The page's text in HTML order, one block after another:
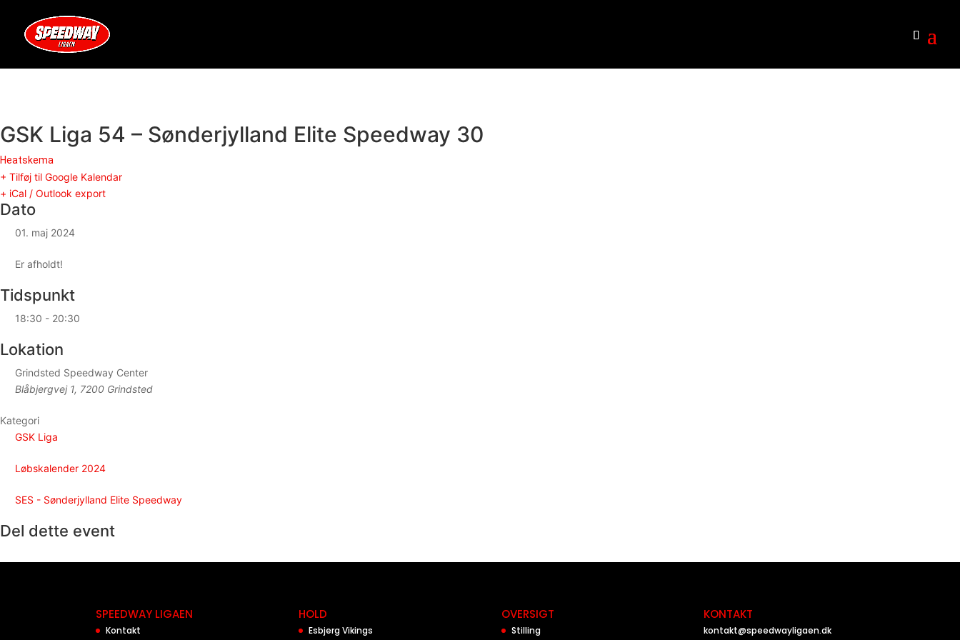
GSK Liga 54 – Sønderjylland Elite Speedway 30
Heatskema
+ Tilføj til Google Kalendar
+ iCal / Outlook export
Dato
01. maj 2024
Er afholdt!
Tidspunkt
18:30 - 20:30
Lokation
Grindsted Speedway Center
Blåbjergvej 1, 7200 Grindsted
Kategori
GSK Liga
Løbskalender 2024
SES - Sønderjylland Elite Speedway
Del dette event
SPEEDWAY LIGAEN
Kontakt
HOLD
Esbjerg Vikings
OVERSIGT
Stilling
KONTAKT
kontakt@speedwayligaen.dk